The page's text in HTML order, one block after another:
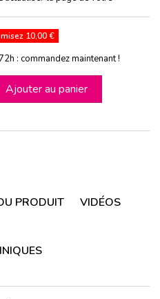
10,00 €
: commandez maintenant !
Ajouter au panier
PRODUIT
VIDÉOS